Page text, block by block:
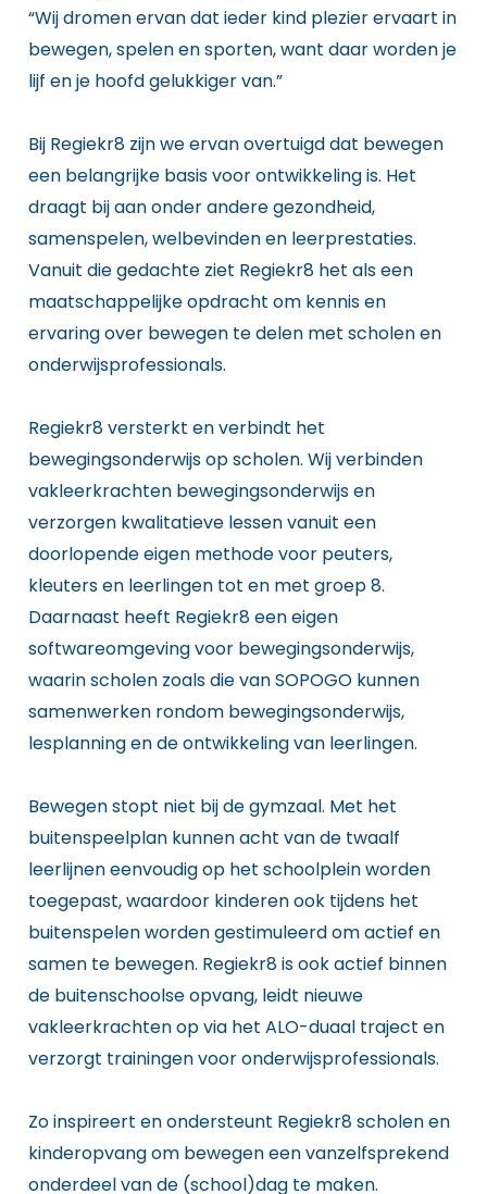
“Wij dromen ervan dat ieder kind plezier ervaart in
bewegen, spelen en sporten, want daar worden je
lijf en je hoofd gelukkiger van.”
Bij Regiekr8 zijn we ervan overtuigd dat bewegen
een belangrijke basis voor ontwikkeling is. Het
draagt bij aan onder andere gezondheid,
samenspelen, welbevinden en leerprestaties.
Vanuit die gedachte ziet Regiekr8 het als een
maatschappelijke opdracht om kennis en
ervaring over bewegen te delen met scholen en
onderwijsprofessionals.
Regiekr8 versterkt en verbindt het
bewegingsonderwijs op scholen. Wij verbinden
vakleerkrachten bewegingsonderwijs en
verzorgen kwalitatieve lessen vanuit een
doorlopende eigen methode voor peuters,
kleuters en leerlingen tot en met groep 8.
Daarnaast heeft Regiekr8 een eigen
softwareomgeving voor bewegingsonderwijs,
waarin scholen zoals die van SOPOGO kunnen
samenwerken rondom bewegingsonderwijs,
lesplanning en de ontwikkeling van leerlingen.
Bewegen stopt niet bij de gymzaal. Met het
buitenspeelplan kunnen acht van de twaalf
leerlijnen eenvoudig op het schoolplein worden
toegepast, waardoor kinderen ook tijdens het
buitenspelen worden gestimuleerd om actief en
samen te bewegen. Regiekr8 is ook actief binnen
de buitenschoolse opvang, leidt nieuwe
vakleerkrachten op via het ALO-duaal traject en
verzorgt trainingen voor onderwijsprofessionals.
Zo inspireert en ondersteunt Regiekr8 scholen en
kinderopvang om bewegen een vanzelfsprekend
onderdeel van de (school)dag te maken.